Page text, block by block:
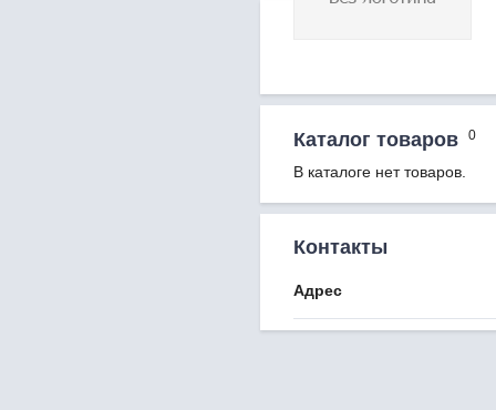
Каталог товаров 0
В каталоге нет товаров.
Контакты
Адрес